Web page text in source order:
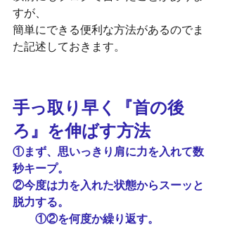
すが、
簡単にできる便利な方法があるのでま
た記述しておきます。
手っ取り早く『首の後
ろ』を伸ばす方法
①まず、思いっきり肩に力を入れて数
秒キープ。
②今度は力を入れた状態からスーッと
脱力する。
①②を何度か繰り返す。